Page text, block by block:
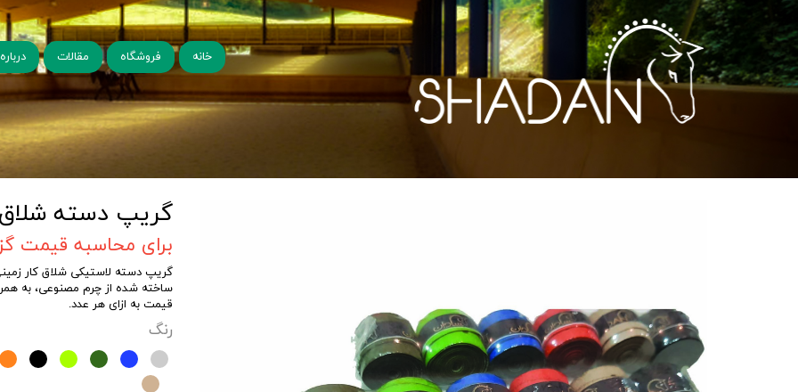
خانه فروشگاه مقالات
گریپ دسته
برای محاسبه قیمت
گریپ دسته لاستیکی شلاق کار
ساخته شده از چرم مصنوعی، به
قیمت به ازای هر عدد.
رنگ